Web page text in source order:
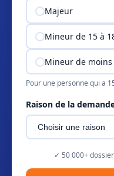
Majeur
Mineur de 15 à
Mineur de moins
Pour une personne qui a
Raison de la
✓ 50 000+